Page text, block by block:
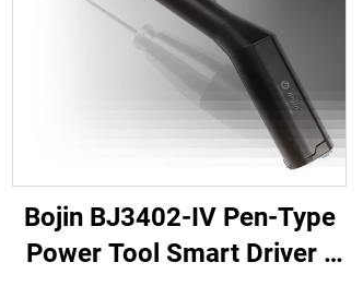
Bojin BJ3402-IV Pen-Type
Power Tool Smart Driver -